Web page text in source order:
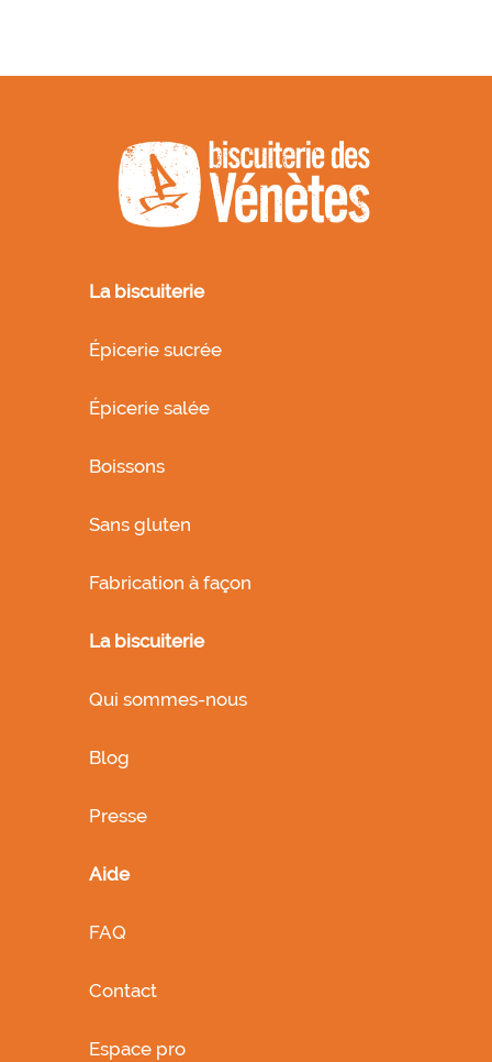
La biscuiterie
Épicerie sucrée
Épicerie salée
Boissons
Sans gluten
Fabrication à façon
La biscuiterie
Qui sommes-nous
Blog
Presse
Aide
FAQ
Contact
Espace pro